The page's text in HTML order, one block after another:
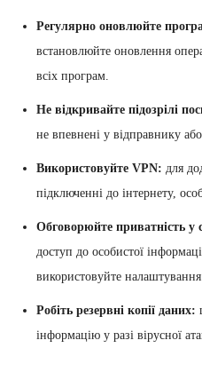
Регулярно оновлюйте
встановлюйте оновлення
всіх програм.
Не відкривайте підозрілі
не впевнені у відправнику
Використовуйте VPN: для
підключенні до інтернету,
Обговорюйте приватність у
доступ до особистої
використовуйте налаштування
Робіть резервні копії даних:
інформацію у разі вірусної